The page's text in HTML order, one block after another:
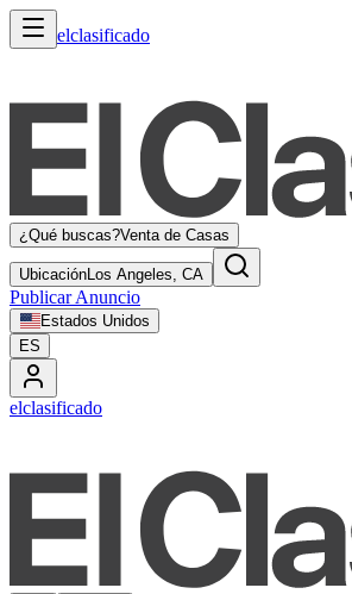
elclasificado
¿Qué buscas?Venta de Casas
UbicaciónLos Angeles, CA
Publicar Anuncio
Estados Unidos
ES
elclasificado